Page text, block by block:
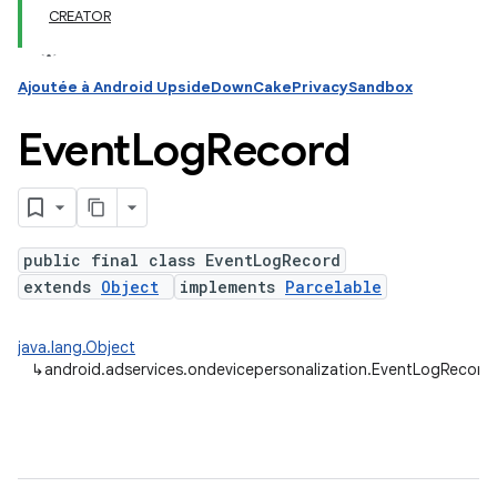
CREATOR
Ajoutée à Android UpsideDownCakePrivacySandbox
EventLogRecord
public final class EventLogRecord
extends Object implements Parcelable
java.lang.Object
↳android.adservices.ondevicepersonalization.EventLogRecord